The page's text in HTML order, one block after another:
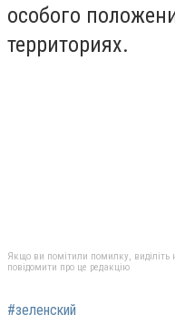
особого
территориях.
Якщо ви помітили помилку, виділіть
повідомити про це редакцію
#зеленский